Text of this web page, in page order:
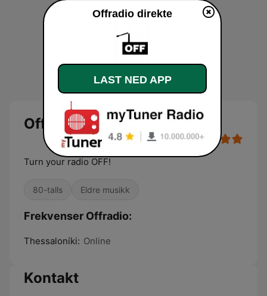
Offradio
Turn your radio OFF!
80-talls Eldre musikk
Frekvenser Offradio:
Thessaloníki: Online
Kontakt
Offradio direkte
LAST NED APP